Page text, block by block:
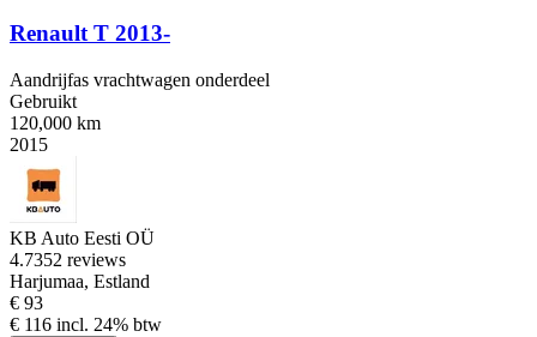
Renault T 2013-
Aandrijfas vrachtwagen onderdeel
Gebruikt
120,000 km
2015
KB Auto Eesti OÜ
4.7352 reviews
Harjumaa, Estland
€ 93
€ 116 incl. 24% btw